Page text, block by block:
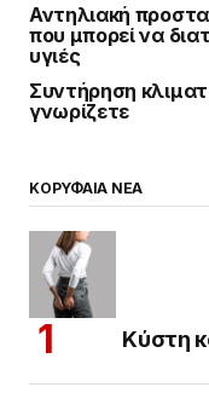
Αντηλιακή
που μπορεί να
υγιές
Συντήρηση
γνωρίζετε
ΚΟΡΥΦΑΙΑ ΝΕΑ
Κύστη